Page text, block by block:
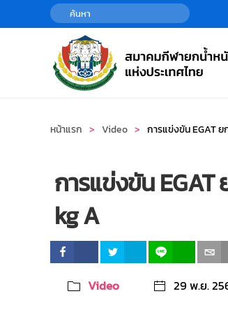
Skip to main content
หน้าแรก Video การแข่งขัน EGAT ย
การแข่งขัน EGAT
kg A
Video 29 พ.ย.